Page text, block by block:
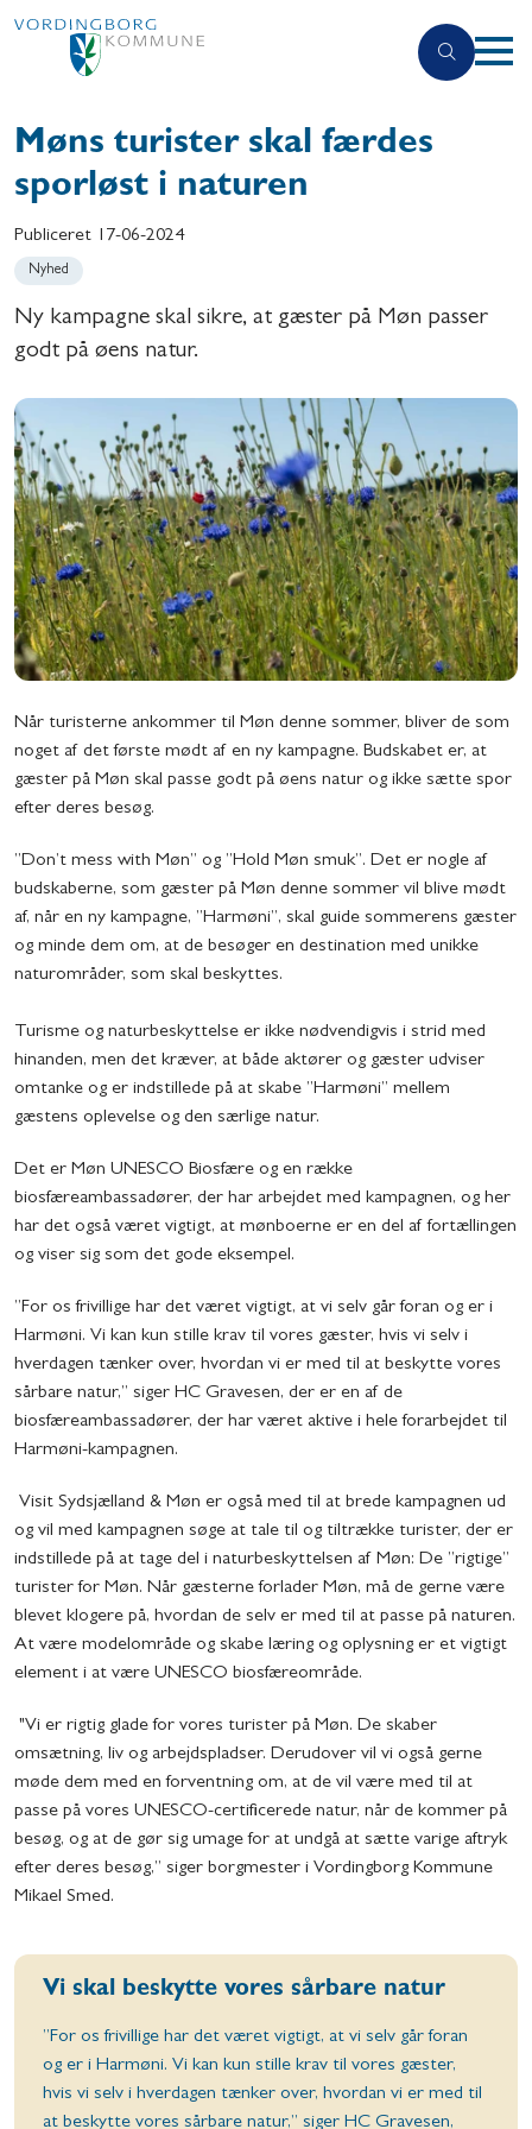
Møns turister skal færdes
sporløst i naturen
Publiceret 17-06-2024
Nyhed
Ny kampagne skal sikre, at gæster på Møn passer
godt på øens natur.
Når turisterne ankommer til Møn denne sommer, bliver de som
noget af det første mødt af en ny kampagne. Budskabet er, at
gæster på Møn skal passe godt på øens natur og ikke sætte spor
efter deres besøg.
”Don’t mess with Møn” og ”Hold Møn smuk”. Det er nogle af
budskaberne, som gæster på Møn denne sommer vil blive mødt
af, når en ny kampagne, ”Harmøni”, skal guide sommerens gæster
og minde dem om, at de besøger en destination med unikke
naturområder, som skal beskyttes.
Turisme og naturbeskyttelse er ikke nødvendigvis i strid med
hinanden, men det kræver, at både aktører og gæster udviser
omtanke og er indstillede på at skabe ”Harmøni” mellem
gæstens oplevelse og den særlige natur.
Det er Møn UNESCO Biosfære og en række
biosfæreambassadører, der har arbejdet med kampagnen, og her
har det også været vigtigt, at mønboerne er en del af fortællingen
og viser sig som det gode eksempel.
”For os frivillige har det været vigtigt, at vi selv går foran og er i
Harmøni. Vi kan kun stille krav til vores gæster, hvis vi selv i
hverdagen tænker over, hvordan vi er med til at beskytte vores
sårbare natur,” siger HC Gravesen, der er en af de
biosfæreambassadører, der har været aktive i hele forarbejdet til
Harmøni-kampagnen.
Visit Sydsjælland & Møn er også med til at brede kampagnen ud
og vil med kampagnen søge at tale til og tiltrække turister, der er
indstillede på at tage del i naturbeskyttelsen af Møn: De ”rigtige”
turister for Møn. Når gæsterne forlader Møn, må de gerne være
blevet klogere på, hvordan de selv er med til at passe på naturen.
At være modelområde og skabe læring og oplysning er et vigtigt
element i at være UNESCO biosfæreområde.
"Vi er rigtig glade for vores turister på Møn. De skaber
omsætning, liv og arbejdspladser. Derudover vil vi også gerne
møde dem med en forventning om, at de vil være med til at
passe på vores UNESCO-certificerede natur, når de kommer på
besøg, og at de gør sig umage for at undgå at sætte varige aftryk
efter deres besøg,” siger borgmester i Vordingborg Kommune
Mikael Smed.
Vi skal beskytte vores sårbare natur
”For os frivillige har det været vigtigt, at vi selv går foran
og er i Harmøni. Vi kan kun stille krav til vores gæster,
hvis vi selv i hverdagen tænker over, hvordan vi er med til
at beskytte vores sårbare natur,” siger HC Gravesen,